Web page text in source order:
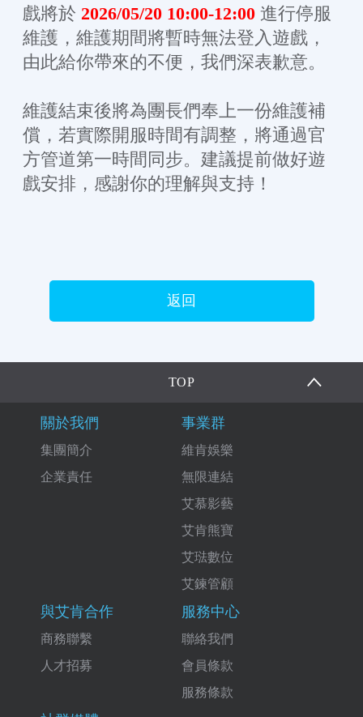
戲將於 2026/05/20 10:00-12:00進行停服
維護，維護期間將暫時無法登入遊戲，
由此給你帶來的不便，我們深表歉意。
維護結束後將為團長們奉上一份維護補
償，若實際開服時間有調整，將通過官
方管道第一時間同步。建議提前做好遊
戲安排，感謝你的理解與支持！
返回
TOP
關於我們
集團簡介
企業責任
事業群
維肯娛樂
無限連結
艾慕影藝
艾肯熊寶
艾琺數位
艾鍊管顧
與艾肯合作
商務聯繫
人才招募
服務中心
聯絡我們
會員條款
服務條款